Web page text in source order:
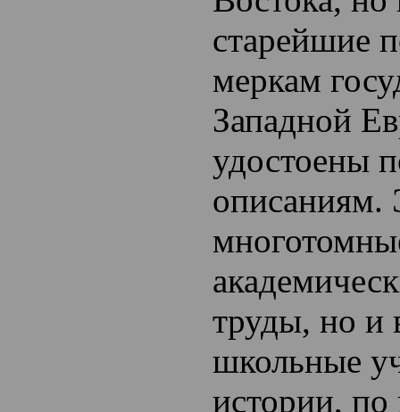
старейшие
меркам
Западной
удостоены
описаниям.
труды, но и
школьные
истории,